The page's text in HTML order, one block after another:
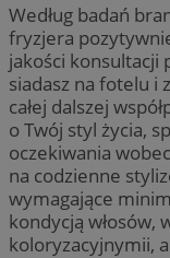
Według badań
fryzjera
jakości
siadasz na fotelu i
całej dalszej
o Twój styl życia,
oczekiwania
na codzienne
wymagające
kondycją włosów,
koloryzacyjnymii,